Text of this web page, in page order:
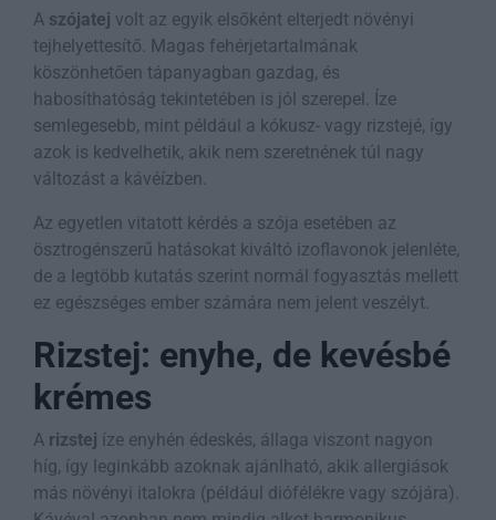
A szójatej volt az egyik elsőként elterjedt növényi
tejhelyettesítő. Magas fehérjetartalmának
köszönhetően tápanyagban gazdag, és
habosíthatóság tekintetében is jól szerepel. Íze
semlegesebb, mint például a kókusz- vagy rizstejé, így
azok is kedvelhetik, akik nem szeretnének túl nagy
változást a kávéízben.
Az egyetlen vitatott kérdés a szója esetében az
ösztrogénszerű hatásokat kiváltó izoflavonok jelenléte,
de a legtöbb kutatás szerint normál fogyasztás mellett
ez egészséges ember számára nem jelent veszélyt.
Rizstej: enyhe, de kevésbé
krémes
A rizstej íze enyhén édeskés, állaga viszont nagyon
híg, így leginkább azoknak ajánlható, akik allergiások
más növényi italokra (például diófélékre vagy szójára).